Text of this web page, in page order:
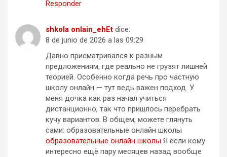
Responder
shkola onlain_ehEt dice:
8 de junio de 2026 a las 09:29
Давно присматривался к разным
предложениям, где реально не грузят лишней
теорией. Особенно когда речь про частную
школу онлайн — тут ведь важен подход. У
меня дочка как раз начал учиться
дистанционно, так что пришлось перебрать
кучу вариантов. В общем, можете глянуть
сами: образовательные онлайн школы
образовательные онлайн школы Я если кому
интересно ещё пару месяцев назад вообще